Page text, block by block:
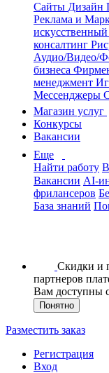
Сайты Дизайн
Реклама и
консалтинг
Аудио/Видео/
бизнеса
менеджмент
Мессенджеры
Магазин услуг
Конкурсы
Вакансии
Еще
Найти работу
Вакансии AI-
фрилансеров
База знаний
Скидки и
партнеров
Вам доступны
Понятно
Разместить заказ
Регистрация
Вход